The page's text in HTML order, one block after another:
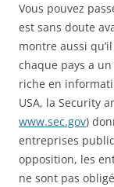
Vous pouvez
est sans doute
montre aussi
chaque pays a
riche en
USA, la Security
www.sec.gov)
entreprises
opposition, les
ne sont pas